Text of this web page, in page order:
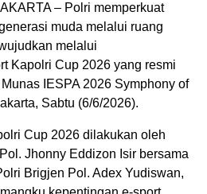
– Polri memperkuat
muda melalui ruang
melalui
Kapolri Cup 2026 yang resmi
IESPA 2026 Symphony of
Sabtu (6/6/2026).
Cup 2026 dilakukan oleh
Jhonny Eddizon Isir bersama
Brigjen Pol. Adex Yudiswan,